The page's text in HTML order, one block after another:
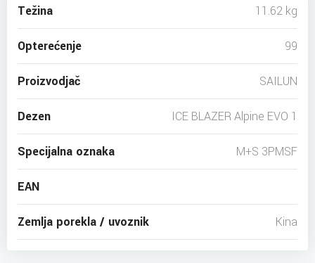
Težina 11.62 kg
Opterećenje 99
Proizvodjač SAILUN
Dezen ICE BLAZER Alpine EVO 1
Specijalna oznaka M+S 3PMSF
EAN
Zemlja porekla / uvoznik Kina